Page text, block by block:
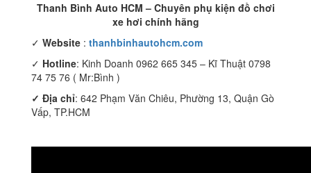
Thanh Bình Auto HCM – Chuyên phụ kiện đồ chơi
xe hơi chính hãng
✓ Website : thanhbinhautohcm.com
✓ Hotline: Kinh Doanh 0962 665 345 – Kĩ Thuật 0798
74 75 76 ( Mr:Bình )
✓ Địa chỉ: 642 Phạm Văn Chiêu, Phường 13, Quận Gò
Vấp, TP.HCM